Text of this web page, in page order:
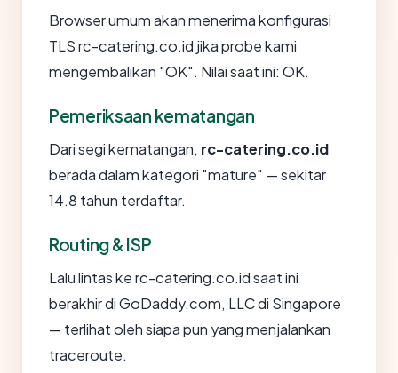
Browser umum akan menerima konfigurasi
TLS rc-catering.co.id jika probe kami
mengembalikan "OK". Nilai saat ini: OK.
Pemeriksaan kematangan
Dari segi kematangan, rc-catering.co.id
berada dalam kategori "mature" — sekitar
14.8 tahun terdaftar.
Routing & ISP
Lalu lintas ke rc-catering.co.id saat ini
berakhir di GoDaddy.com, LLC di Singapore
— terlihat oleh siapa pun yang menjalankan
traceroute.